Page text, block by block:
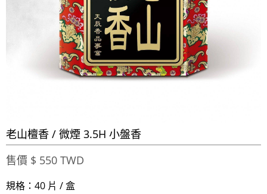
老山檀香 / 微煙 3.5H 小盤香
售價 $ 550 TWD
規格：40 片 / 盒